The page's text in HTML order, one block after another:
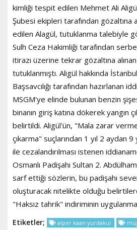
kimliği tespit edilen Mehmet Ali
Şubesi ekipleri tarafından gözaltına
edilen Alagül, tutuklanma talebiyle
Sulh Ceza Hakimliği tarafından
itirazı üzerine tekrar gözaltına
tutuklanmıştı. Aligül hakkında
Başsavcılığı tarafından hazırlanan
MSGM'ye elinde bulunan benzin
binanın giriş katına dökerek yangın
belirtildi. Aligül'ün, "Mala zarar
çıkarma" suçlarından 1 yıl 2 aydan 9
ile cezalandırılması istenen
Osmanlı Padişahı Sultan 2.
sarf ettiği sözlerin, bu padişahı
oluşturacak nitelikte olduğu
"Haksız tahrik" indiriminin
Etiketler; alper kaan yurdakul